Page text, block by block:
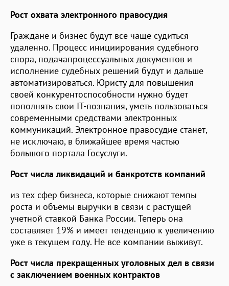
Рост охвата электронного правосудия
Граждане и бизнес будут все чаще судиться
удаленно. Процесс инициирования судебного
спора, подачапроцессуальных документов и
исполнение судебных решений будут и дальше
автоматизироваться. Юристу для повышения
своей конкурентоспособности нужно будет
пополнять свои IT-познания, уметь пользоваться
современными средствами электронных
коммуникаций. Электронное правосудие станет,
не исключаю, в ближайшее время частью
большого портала Госуслуги.
Рост числа ликвидаций и банкротств компаний
из тех сфер бизнеса, которые снижают темпы
роста и объемы выручки в связи с растущей
учетной ставкой Банка России. Теперь она
составляет 19% и имеет тенденцию к увеличению
уже в текущем году. Не все компании выживут.
Рост числа прекращенных уголовных дел в связи
с заключением военных контрактов